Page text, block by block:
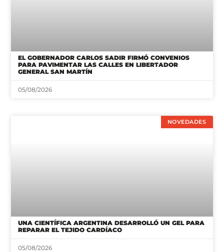
EL GOBERNADOR CARLOS SADIR FIRMÓ CONVENIOS
PARA PAVIMENTAR LAS CALLES EN LIBERTADOR
GENERAL SAN MARTÍN
05/08/2026
NOVEDADES
UNA CIENTÍFICA ARGENTINA DESARROLLÓ UN GEL PARA
REPARAR EL TEJIDO CARDÍACO
05/08/2026